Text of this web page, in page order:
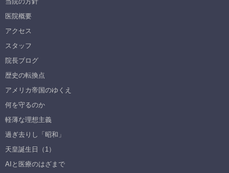
医院概要
アクセス
スタッフ
院長ブログ
歴史の転換点
アメリカ帝国のゆくえ
何を守るのか
軽薄な理想主義
過ぎ去りし「昭和」
天皇誕生日（1）
AIと医療のはざまで